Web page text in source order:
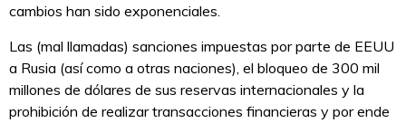
cambios han sido exponenciales.
Las (mal llamadas) sanciones impuestas por parte de EEUU
a Rusia (así como a otras naciones), el bloqueo de 300 mil
millones de dólares de sus reservas internacionales y la
prohibición de realizar transacciones financieras y por ende